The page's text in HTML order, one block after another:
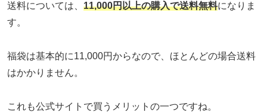
送料については、 11,000円以上の購入で送料無料になりま
す。
福袋は基本的に11,000円からなので、ほとんどの場合送料
はかかりません。
これも公式サイトで買うメリットの一つですね。